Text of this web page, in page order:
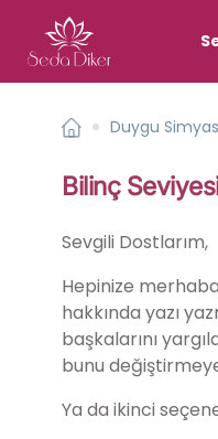
Duygu
Bilinç
Sevgili Dostlarım,
Hepinize
hakkında yazı
başkalarını
bunu
Ya da ikinci